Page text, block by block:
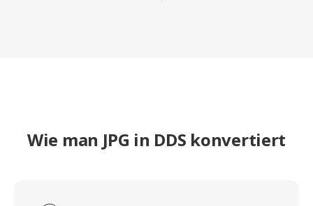
Wie man JPG in DDS konvertiert